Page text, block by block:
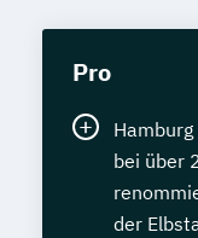
Pro
bei über
der